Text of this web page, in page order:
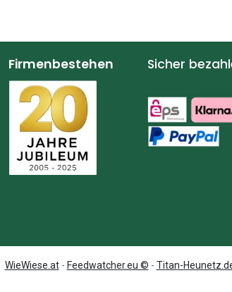
Firmenbestehen Sicher
WieWiese.at- Feedwatcher.eu © - Titan-